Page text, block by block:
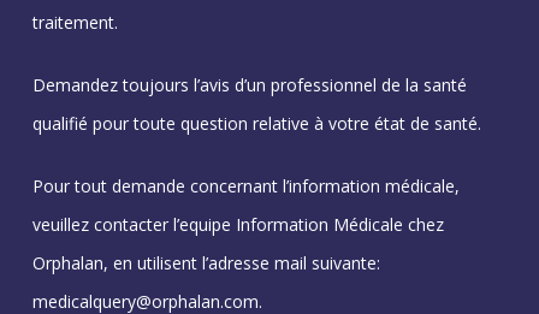
traitement.
Demandez toujours l’avis d’un professionnel de la santé
qualifié pour toute question relative à votre état de santé.
Pour tout demande concernant l’information médicale,
veuillez contacter l’equipe Information Médicale chez
Orphalan, en utilisent l’adresse mail suivante:
medicalquery@orphalan.com.